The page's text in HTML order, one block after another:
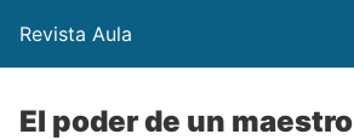
Revista Aula
El poder de un maestro